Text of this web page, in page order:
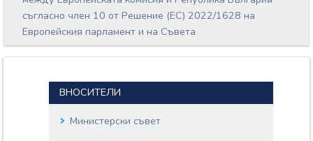
съгласно член 10 от Решение (ЕС) 2022/1628 на
Европейския парламент и на Съвета
ВНОСИТЕЛИ
Министерски съвет